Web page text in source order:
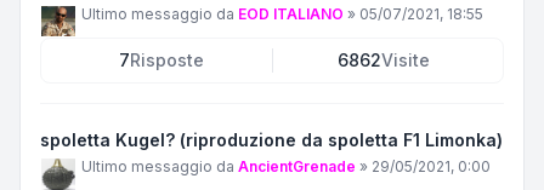
Ultimo messaggio da EOD ITALIANO » 05/07/2021, 18:55
7Risposte 6862Visite
spoletta Kugel? (riproduzione da spoletta F1 Limonka)
Ultimo messaggio da AncientGrenade » 29/05/2021, 0:00